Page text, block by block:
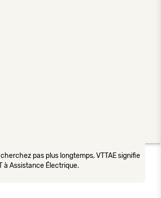
cherchez pas plus longtemps, VTTAE signifie
à Assistance Électrique.